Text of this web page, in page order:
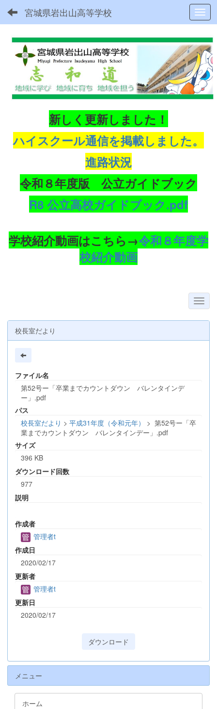
宮城県岩出山高等学校
新しく更新しました！
ハイスクール通信を掲載しました。
進路状況
令和８年度版 公立ガイドブック
R8 公立高校ガイドブック.pdf
学校紹介動画はこちら→令和８年度学
校紹介動画
校長室だより
ファイル名
第52号ー「卒業までカウントダウン バレンタインデ
ー」.pdf
パス
校長室だより > 平成31年度（令和元年） > 第52号ー「卒
業までカウントダウン バレンタインデー」.pdf
サイズ
396 KB
ダウンロード回数
977
説明
作成者
管理者t
作成日
2020/02/17
更新者
管理者t
更新日
2020/02/17
ダウンロード
メニュー
ホーム